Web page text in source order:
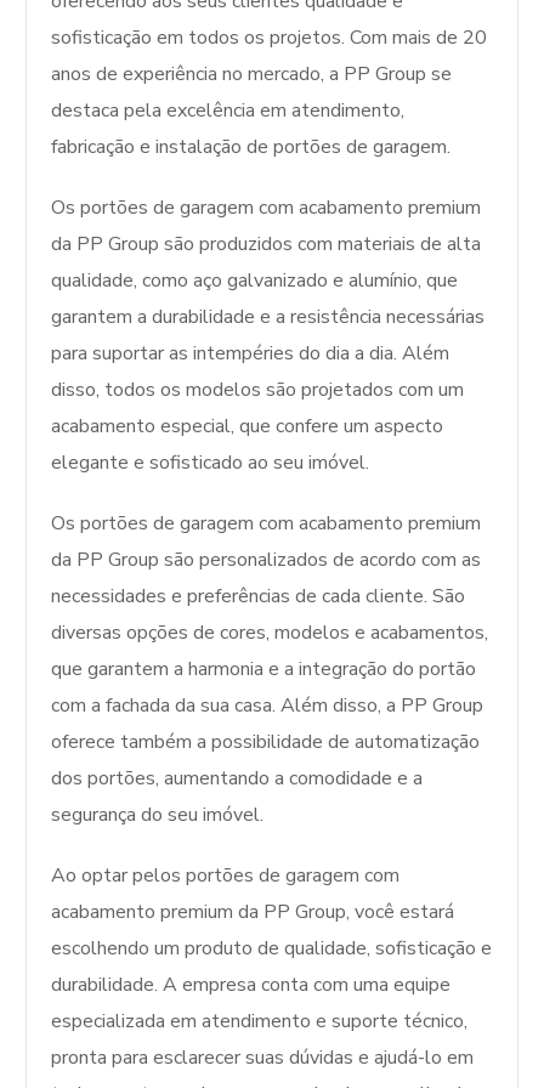
sofisticação em todos os projetos. Com mais de 20
anos de experiência no mercado, a PP Group se
destaca pela excelência em atendimento,
fabricação e instalação de portões de garagem.
Os portões de garagem com acabamento premium
da PP Group são produzidos com materiais de alta
qualidade, como aço galvanizado e alumínio, que
garantem a durabilidade e a resistência necessárias
para suportar as intempéries do dia a dia. Além
disso, todos os modelos são projetados com um
acabamento especial, que confere um aspecto
elegante e sofisticado ao seu imóvel.
Os portões de garagem com acabamento premium
da PP Group são personalizados de acordo com as
necessidades e preferências de cada cliente. São
diversas opções de cores, modelos e acabamentos,
que garantem a harmonia e a integração do portão
com a fachada da sua casa. Além disso, a PP Group
oferece também a possibilidade de automatização
dos portões, aumentando a comodidade e a
segurança do seu imóvel.
Ao optar pelos portões de garagem com
acabamento premium da PP Group, você estará
escolhendo um produto de qualidade, sofisticação e
durabilidade. A empresa conta com uma equipe
especializada em atendimento e suporte técnico,
pronta para esclarecer suas dúvidas e ajudá-lo em